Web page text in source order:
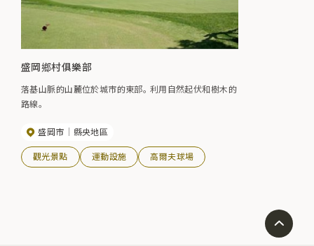
盛岡鄉村俱樂部
落基山脈的山麓位於城市的東部。 利用自然起伏和樹木的
路線。
盛岡市 縣央地區
觀光景點 運動設施 高爾夫球場